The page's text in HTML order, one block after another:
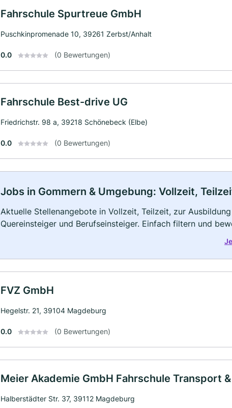
Fahrschule Spurtreue GmbH
Puschkinpromenade 10, 39261 Zerbst/Anhalt
0.0 (0 Bewertungen)
Fahrschule Best-drive UG
Friedrichstr. 98 a, 39218 Schönebeck (Elbe)
0.0 (0 Bewertungen)
Jobs in Gommern & Umgebung: Vollzeit,
Aktuelle Stellenangebote in Vollzeit, Teilzeit, zur
Quereinsteiger und Berufseinsteiger. Einfach filtern und
FVZ GmbH
Hegelstr. 21, 39104 Magdeburg
0.0 (0 Bewertungen)
Meier Akademie GmbH Fahrschule Transport
Halberstädter Str. 37, 39112 Magdeburg